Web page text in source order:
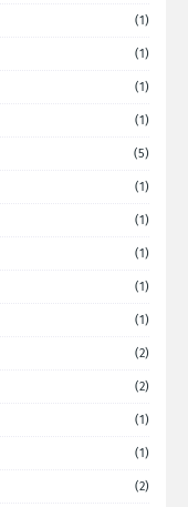
(1)
(1)
(1)
(1)
(5)
(1)
(1)
(1)
(1)
(1)
(2)
(2)
(1)
(1)
(2)